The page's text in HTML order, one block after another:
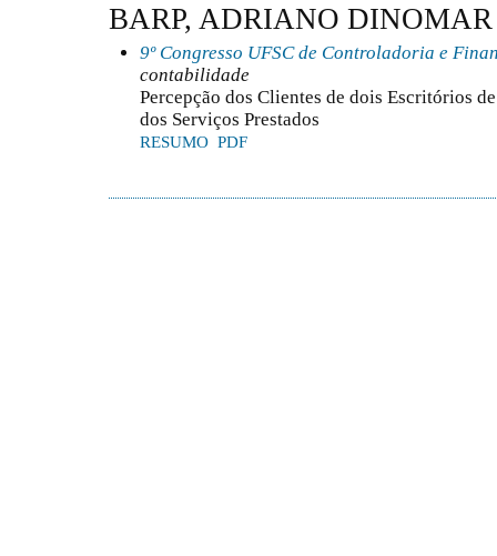
BARP, ADRIANO DINOMAR
9º Congresso UFSC de Controladoria e
contabilidade
Percepção dos Clientes de dois Escritórios
dos Serviços Prestados
RESUMO PDF